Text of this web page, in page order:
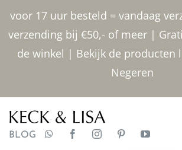
voor 17 uur besteld = vandaag
verzending bij €50,- of meer |
de winkel | Bekijk de producten
Negeren
inhoud
BLOG